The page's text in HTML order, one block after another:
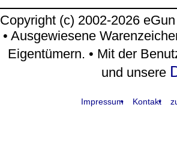
Copyright (c) 2002-2026
• Ausgewiesene
Eigentümern. • Mit der
und unsere
Impressum Kontakt